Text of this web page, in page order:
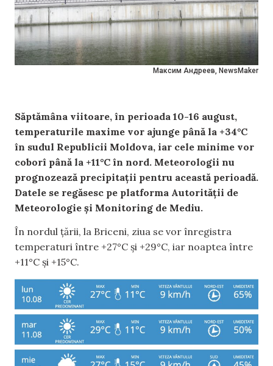
Максим Андреев, NewsMaker
Săptămâna viitoare, în perioada 10-16 august,
temperaturile maxime vor ajunge până la +34°C
în sudul Republicii Moldova, iar cele minime vor
coborî până la +11°C în nord. Meteorologii nu
prognozează precipitații pentru această perioadă.
Datele se regăsesc pe platforma Autorității de
Meteorologie și Monitoring de Mediu.
În nordul țării, la Briceni, ziua se vor înregistra
temperaturi între +27°C și +29°C, iar noaptea între
+11°C și +15°C.